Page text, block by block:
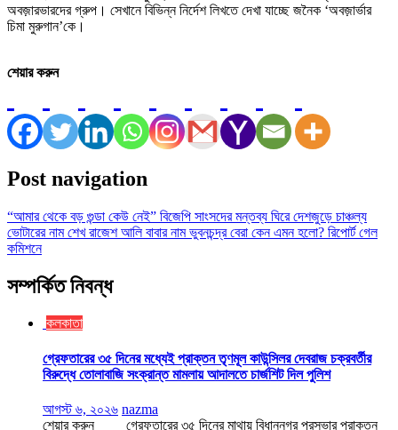
অবজ়ারভারদের গ্রুপ। সেখানে বিভিন্ন নির্দেশ লিখতে দেখা যাচ্ছে জনৈক ‘অবজ়ার্ভার
চিমা মুরুগান’কে।
শেয়ার করুন
Post navigation
“আমার থেকে বড় গুন্ডা কেউ নেই” বিজেপি সাংসদের মন্তব্য ঘিরে দেশজুড়ে চাঞ্চল্য
ভোটারের নাম শেখ রাজেশ আলি বাবার নাম ভুবনচন্দ্র বেরা কেন এমন হলো? রিপোর্ট গেল
কমিশনে
সম্পর্কিত নিবন্ধ
কলকাতা
গ্রেফতারের ৩৫ দিনের মধ্যেই প্রাক্তন তৃণমূল কাউন্সিলর দেবরাজ চক্রবর্তীর
বিরুদ্ধে তোলাবাজি সংক্রান্ত মামলায় আদালতে চার্জশিট দিল পুলিশ
আগস্ট ৬, ২০২৬ nazma
শেয়ার করুন গ্রেফতারের ৩৫ দিনের মাথায় বিধাননগর পুরসভার প্রাক্তন